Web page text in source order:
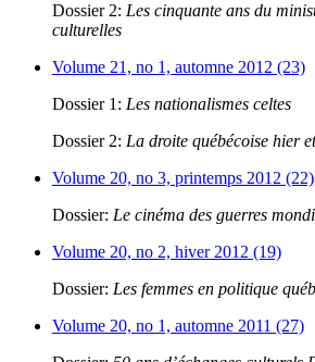
Dossier 2: Les cinquante ans du
culturelles
Volume 21, no 1, automne 2012 (23)
Dossier 1: Les nationalismes celtes
Dossier 2: La droite québécoise hier
Volume 20, no 3, printemps 2012 (22)
Dossier: Le cinéma des guerres
Volume 20, no 2, hiver 2012 (19)
Dossier: Les femmes en politique
Volume 20, no 1, automne 2011 (27)